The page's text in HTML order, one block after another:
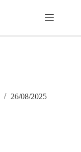
26/08/2025